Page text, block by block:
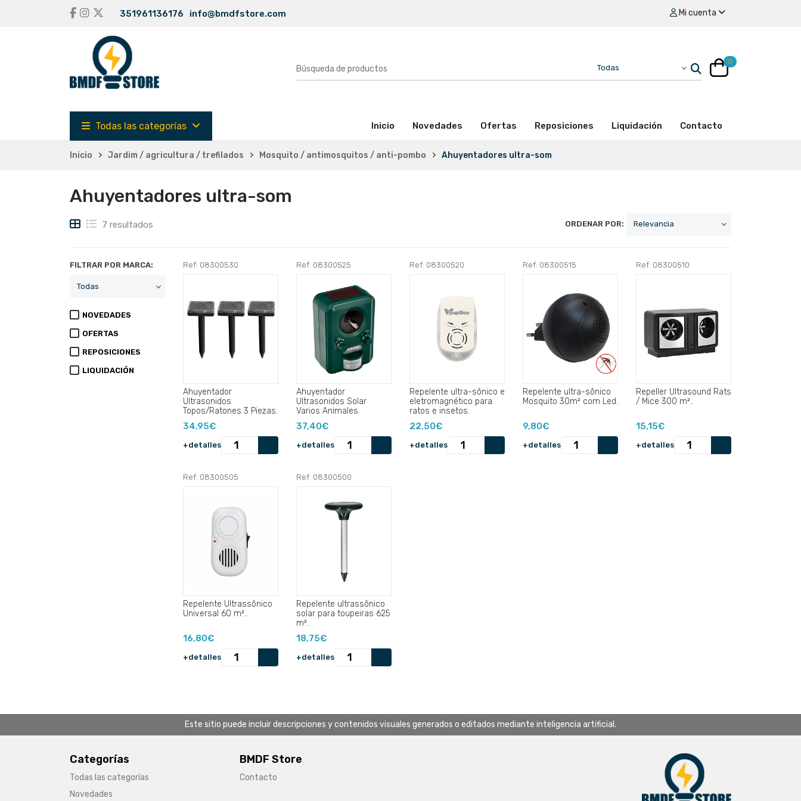
351961136176 info@bmdfstore.com Mi cuenta
0
Todas las categorías Inicio (activo)Novedades Ofertas Reposiciones Liquidación Contacto
Inicio Jardim / agricultura / trefilados Mosquito / antimosquitos / anti-pombo Ahuyentadores ultra-som
Ahuyentadores ultra-som
7 resultados ORDENAR POR:
FILTRAR POR MARCA:
NOVEDADES
OFERTAS
REPOSICIONES
LIQUIDACIÓN
Ref: 08300530
Ahuyentador
Ultrasonidos
Topos/Ratones 3 Piezas.
34,95€
+detalles
Ref: 08300525
Ahuyentador
Ultrasonidos Solar
Varios Animales.
37,40€
+detalles
Ref: 08300520
Repelente ultra-sônico e
eletromagnético para
ratos e insetos.
22,50€
+detalles
Ref: 08300515
Repelente ultra-sônico
Mosquito 30m² com Led.
9,80€
+detalles
Ref: 08300510
Repeller Ultrasound Rats
/ Mice 300 m²..
15,15€
+detalles
Ref: 08300505
Repelente Ultrassônico
Universal 60 m²..
16,80€
+detalles
Ref: 08300500
Repelente ultrassônico
solar para toupeiras 625
m²..
18,75€
+detalles
Este sitio puede incluir descripciones y contenidos visuales generados o editados mediante inteligencia artificial.
Categorías
Todas las categorías
Novedades
BMDF Store
Contacto